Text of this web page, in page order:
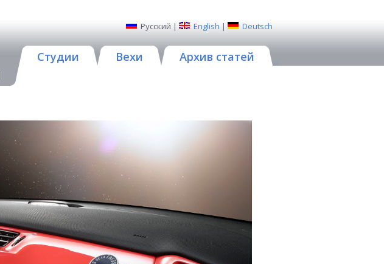
Русский | English | Deutsch
Студии Вехи Архив статей